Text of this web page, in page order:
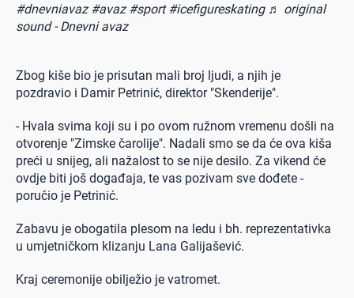
#dnevniavaz #avaz #sport #icefigureskating ♬ original
sound - Dnevni avaz
Zbog kiše bio je prisutan mali broj ljudi, a njih je
pozdravio i Damir Petrinić, direktor "Skenderije".
- Hvala svima koji su i po ovom ružnom vremenu došli na
otvorenje "Zimske čarolije". Nadali smo se da će ova kiša
preći u snijeg, ali nažalost to se nije desilo. Za vikend će
ovdje biti još događaja, te vas pozivam sve dođete -
poručio je Petrinić.
Zabavu je obogatila plesom na ledu i bh. reprezentativka
u umjetničkom klizanju Lana Galijašević.
Kraj ceremonije obilježio je vatromet.